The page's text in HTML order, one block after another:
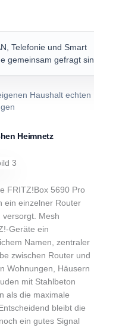
Telefonie und Smart
gemeinsam gefragt sind
Haushalt echten
Heimnetz
FRITZ!Box 5690 Pro
ein einzelner Router
versorgt. Mesh
Geräte ein
Namen, zentraler
zwischen Router und
Wohnungen, Häusern
mit Stahlbeton
als die maximale
bleibt die
ein gutes Signal